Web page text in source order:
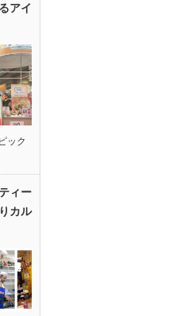
アイ
ック
ィー
カル